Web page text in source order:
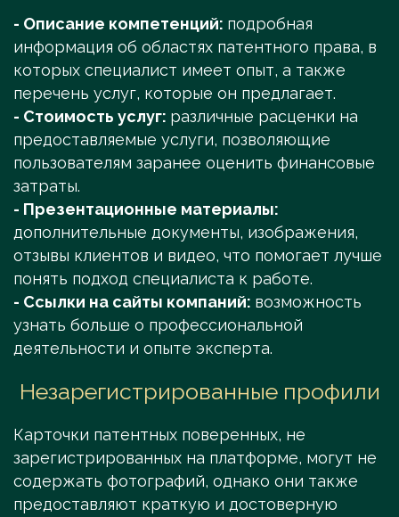
- Описание компетенций: подробная
информация об областях патентного права, в
которых специалист имеет опыт, а также
перечень услуг, которые он предлагает.
- Стоимость услуг: различные расценки на
предоставляемые услуги, позволяющие
пользователям заранее оценить финансовые
затраты.
- Презентационные материалы:
дополнительные документы, изображения,
отзывы клиентов и видео, что помогает лучше
понять подход специалиста к работе.
- Ссылки на сайты компаний: возможность
узнать больше о профессиональной
деятельности и опыте эксперта.
Незарегистрированные профили
Карточки патентных поверенных, не
зарегистрированных на платформе, могут не
содержать фотографий, однако они также
предоставляют краткую и достоверную